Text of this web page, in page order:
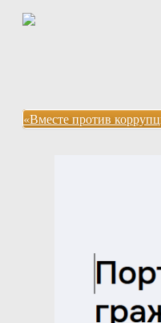
«Вместе против